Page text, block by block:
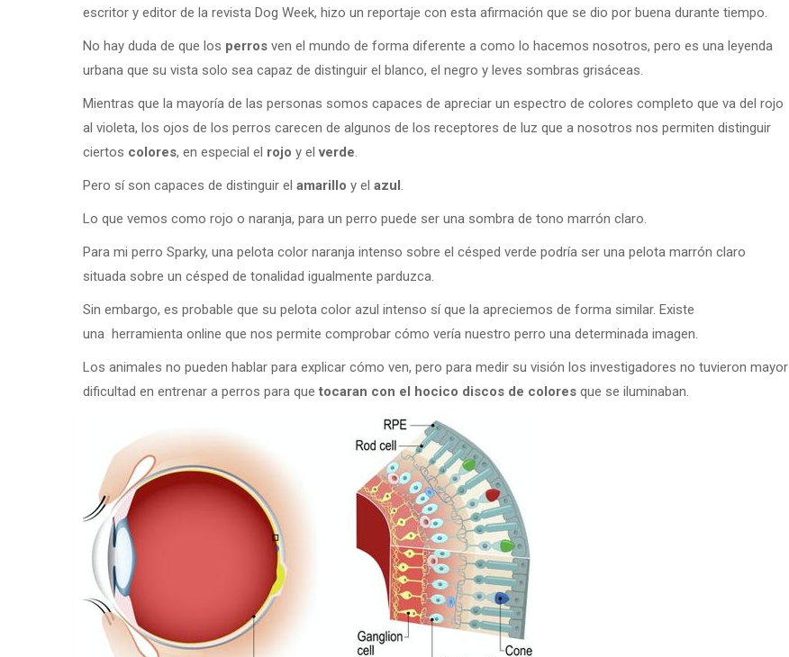
escritor y editor de la revista Dog Week, hizo un reportaje con esta afirmación que se dio por buena durante tiempo.
No hay duda de que los perros ven el mundo de forma diferente a como lo hacemos nosotros, pero es una leyenda
urbana que su vista solo sea capaz de distinguir el blanco, el negro y leves sombras grisáceas.
Mientras que la mayoría de las personas somos capaces de apreciar un espectro de colores completo que va del rojo
al violeta, los ojos de los perros carecen de algunos de los receptores de luz que a nosotros nos permiten distinguir
ciertos colores, en especial el rojo y elverde.
Pero sí son capaces de distinguir el amarillo y el azul.
Lo que vemos como rojo o naranja, para un perro puede ser una sombra de tono marrón claro.
Para mi perro Sparky, una pelota color naranja intenso sobre el césped verde podría ser una pelota marrón claro
situada sobre un césped de tonalidad igualmente parduzca.
Sin embargo, es probable que su pelota color azul intenso sí que la apreciemos de forma similar. Existe
una herramienta online que nos permite comprobar cómo vería nuestro perro una determinada imagen.
Los animales no pueden hablar para explicar cómo ven, pero para medir su visión los investigadores no tuvieron mayor
dificultad en entrenar a perros para que tocaran con el hocico discos de colores que se iluminaban.